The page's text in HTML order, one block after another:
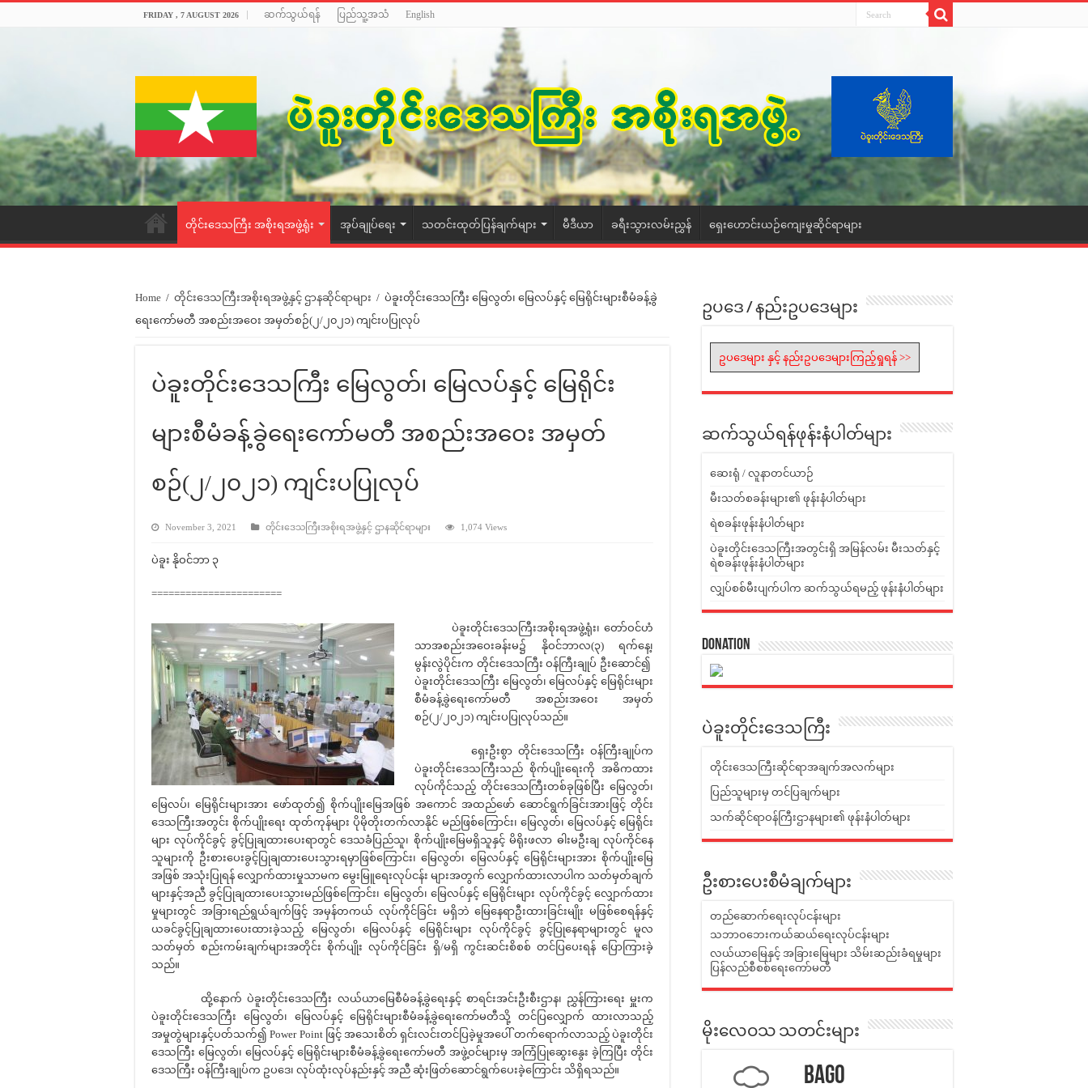
FRIDAY , 7 AUGUST 2026 ဆက်သွယ်ရန် ပြည်သူ့အသံ English
တိုင်းဒေသကြီး အစိုးရအဖွဲ့ရုံး အုပ်ချုပ်ရေး သတင်းထုတ်ပြန်ချက်များ မီဒီယာ ခရီးသွားလမ်းညွှန် ရှေးဟောင်းယဉ်ကျေးမှုဆိုင်ရာများ
Home / တိုင်းဒေသကြီးအစိုးရအဖွဲ့နှင့် ဌာနဆိုင်ရာများ / ပဲခူးတိုင်းဒေသကြီး မြေလွတ်၊ မြေလပ်နှင့် မြေရိုင်းများစီမံခန့်ခွဲ
ရေးကော်မတီ အစည်းအဝေး အမှတ်စဉ်(၂/၂၀၂၁) ကျင်းပပြုလုပ်
ပဲခူးတိုင်းဒေသကြီး မြေလွတ်၊ မြေလပ်နှင့် မြေရိုင်း
များစီမံခန့်ခွဲရေးကော်မတီ အစည်းအဝေး အမှတ်
စဉ်(၂/၂၀၂၁) ကျင်းပပြုလုပ်
November 3, 2021 တိုင်းဒေသကြီးအစိုးရအဖွဲ့နှင့် ဌာနဆိုင်ရာများ 1,074 Views
ပဲခူး နိုဝင်ဘာ ၃
=======================
ပဲခူးတိုင်းဒေသကြီးအစိုးရအဖွဲ့ရုံး၊ တော်ဝင်ဟံ
သာအစည်းအဝေးခန်းမ၌ နိုဝင်ဘာလ(၃) ရက်နေ့၊
မွန်းလွဲပိုင်းက တိုင်းဒေသကြီး ဝန်ကြီးချုပ် ဦးဆောင်၍
ပဲခူးတိုင်းဒေသကြီး မြေလွတ်၊ မြေလပ်နှင့် မြေရိုင်းများ
စီမံခန့်ခွဲရေးကော်မတီ အစည်းအဝေး အမှတ်
စဉ်(၂/၂၀၂၁) ကျင်းပပြုလုပ်သည်။
ရှေးဦးစွာ တိုင်းဒေသကြီး ဝန်ကြီးချုပ်က
ပဲခူးတိုင်းဒေသကြီးသည် စိုက်ပျိုးရေးကို အဓိကထား
လုပ်ကိုင်သည့် တိုင်းဒေသကြီးတစ်ခုဖြစ်ပြီး မြေလွတ်၊
မြေလပ်၊ မြေရိုင်းများအား ဖော်ထုတ်၍ စိုက်ပျိုးမြေအဖြစ် အကောင် အထည်ဖော် ဆောင်ရွက်ခြင်းအားဖြင့် တိုင်း
ဒေသကြီးအတွင်း စိုက်ပျိုးရေး ထုတ်ကုန်များ ပိုမိုတိုးတက်လာနိုင် မည်ဖြစ်ကြောင်း၊ မြေလွတ်၊ မြေလပ်နှင့် မြေရိုင်း
များ လုပ်ကိုင်ခွင့် ခွင့်ပြုချထားပေးရာတွင် ဒေသခံပြည်သူ၊ စိုက်ပျိုးမြေမရှိသူနှင့် မိရိုးဖလာ ဓါးမဦးချ လုပ်ကိုင်နေ
သူများကို ဦးစားပေးခွင့်ပြုချထားပေးသွားရမှာဖြစ်ကြောင်း၊ မြေလွတ်၊ မြေလပ်နှင့် မြေရိုင်းများအား စိုက်ပျိုးမြေ
အဖြစ် အသုံးပြုရန် လျှောက်ထားမှုသာမက မွေးမြူရေးလုပ်ငန်း များအတွက် လျှောက်ထားလာပါက သတ်မှတ်ချက်
များနှင့်အညီ ခွင့်ပြုချထားပေးသွားမည်ဖြစ်ကြောင်း၊ မြေလွတ်၊ မြေလပ်နှင့် မြေရိုင်းများ လုပ်ကိုင်ခွင့် လျှောက်ထား
မှုများတွင် အခြားရည်ရွယ်ချက်ဖြင့် အမှန်တကယ် လုပ်ကိုင်ခြင်း မရှိဘဲ မြေနေရာဦးထားခြင်းမျိုး မဖြစ်စေရန်နှင့်
ယခင်ခွင့်ပြုချထားပေးထားခဲ့သည့် မြေလွတ်၊ မြေလပ်နှင့် မြေရိုင်းများ လုပ်ကိုင်ခွင့် ခွင့်ပြုနေရာများတွင် မူလ
သတ်မှတ် စည်းကမ်းချက်များအတိုင်း စိုက်ပျိုး လုပ်ကိုင်ခြင်း ရှိ/မရှိ ကွင်းဆင်းစိစစ် တင်ပြပေးရန် ပြောကြားခဲ့
သည်။
ထို့နောက် ပဲခူးတိုင်းဒေသကြီး လယ်ယာမြေစီမံခန့်ခွဲရေးနှင့် စာရင်းအင်းဦးစီးဌာန၊ ညွှန်ကြားရေး မှူးက
ပဲခူးတိုင်းဒေသကြီး မြေလွတ်၊ မြေလပ်နှင့် မြေရိုင်းများစီမံခန့်ခွဲရေးကော်မတီသို့ တင်ပြလျှောက် ထားလာသည့်
အမှုတွဲများနှင့်ပတ်သက်၍ Power Point ဖြင့် အသေးစိတ် ရှင်းလင်းတင်ပြခဲ့မှုအပေါ် တက်ရောက်လာသည့် ပဲခူးတိုင်း
ဒေသကြီး မြေလွတ်၊ မြေလပ်နှင့် မြေရိုင်းများစီမံခန့်ခွဲရေးကော်မတီ အဖွဲ့ဝင်များမှ အကြံပြုဆွေးနွေး ခဲ့ကြပြီး တိုင်း
ဒေသကြီး ဝန်ကြီးချုပ်က ဥပဒေ၊ လုပ်ထုံးလုပ်နည်းနှင့် အညီ ဆုံးဖြတ်ဆောင်ရွက်ပေးခဲ့ကြောင်း သိရှိရသည်။
ဥပဒေ / နည်းဥပဒေများ
ဥပဒေများ နှင့် နည်းဥပဒေများကြည့်ရှုရန် >>
ဆက်သွယ်ရန်ဖုန်းနံပါတ်များ
ဆေးရုံ / လူနာတင်ယာဉ်
မီးသတ်စခန်းများ၏ ဖုန်းနံပါတ်များ
ရဲစခန်းဖုန်းနံပါတ်များ
ပဲခူးတိုင်းဒေသကြီးအတွင်းရှိ အမြန်လမ်း မီးသတ်နှင့်
ရဲစခန်းဖုန်းနံပါတ်များ
လျှပ်စစ်မီးပျက်ပါက ဆက်သွယ်ရမည့် ဖုန်းနံပါတ်များ
Donation
ပဲခူးတိုင်းဒေသကြီး
တိုင်းဒေသကြီးဆိုင်ရာအချက်အလက်များ
ပြည်သူများမှ တင်ပြချက်များ
သက်ဆိုင်ရာဝန်ကြီးဌာနများ၏ ဖုန်းနံပါတ်များ
ဦးစားပေးစီမံချက်များ
တည်ဆောက်ရေးလုပ်ငန်းများ
သဘာဝဘေးကယ်ဆယ်ရေးလုပ်ငန်းများ
လယ်ယာမြေနှင့် အခြားမြေများ သိမ်းဆည်းခံရမှုများ
ပြန်လည်စီစစ်ရေးကော်မတီ
မိုးလေဝသ သတင်းများ
Bago